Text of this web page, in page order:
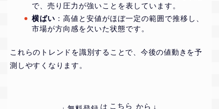
で、売り圧力が強いことを表しています。
横ばい ：高値と安値がほぼ一定の範囲で推移し、
市場が方向感を欠いた状態です。
これらのトレンドを識別することで、今後の値動きを予
測しやすくなります。
↓ ↓